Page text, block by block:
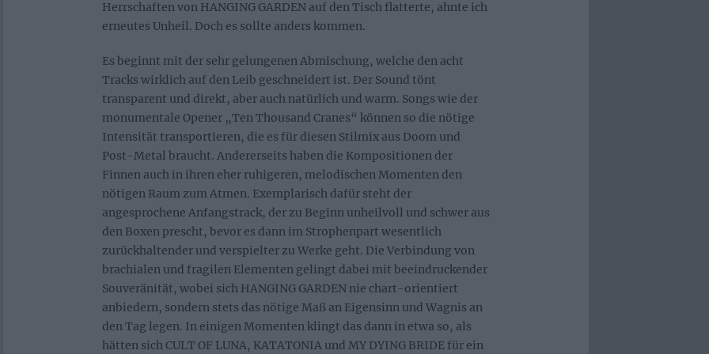
Herrschaften von HANGING GARDEN auf den Tisch flatterte, ahnte ich
erneutes Unheil. Doch es sollte anders kommen.
Es beginnt mit der sehr gelungenen Abmischung, welche den acht
Tracks wirklich auf den Leib geschneidert ist. Der Sound tönt
transparent und direkt, aber auch natürlich und warm. Songs wie der
monumentale Opener „Ten Thousand Cranes“ können so die nötige
Intensität transportieren, die es für diesen Stilmix aus Doom und
Post-Metal braucht. Andererseits haben die Kompositionen der
Finnen auch in ihren eher ruhigeren, melodischen Momenten den
nötigen Raum zum Atmen. Exemplarisch dafür steht der
angesprochene Anfangstrack, der zu Beginn unheilvoll und schwer aus
den Boxen prescht, bevor es dann im Strophenpart wesentlich
zurückhaltender und verspielter zu Werke geht. Die Verbindung von
brachialen und fragilen Elementen gelingt dabei mit beeindruckender
Souveränität, wobei sich HANGING GARDEN nie chart-orientiert
anbiedern, sondern stets das nötige Maß an Eigensinn und Wagnis an
den Tag legen. In einigen Momenten klingt das dann in etwa so, als
hätten sich CULT OF LUNA, KATATONIA und MY DYING BRIDE für ein